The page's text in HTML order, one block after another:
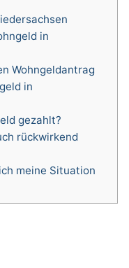
in
Wohngeldantrag
in
gezahlt?
rückwirkend
meine Situation